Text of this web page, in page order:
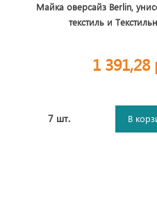
Майка оверсайз Berlin,
текстиль и
1 391,28
7 шт. В